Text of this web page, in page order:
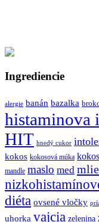
Ingrediencie
alergie banán bazalka
histaminova
HIT hnedý cukor
kokos kokosová múka
mandle maslo med
diéta ovsené vločky
uhorka vajcia zelenina